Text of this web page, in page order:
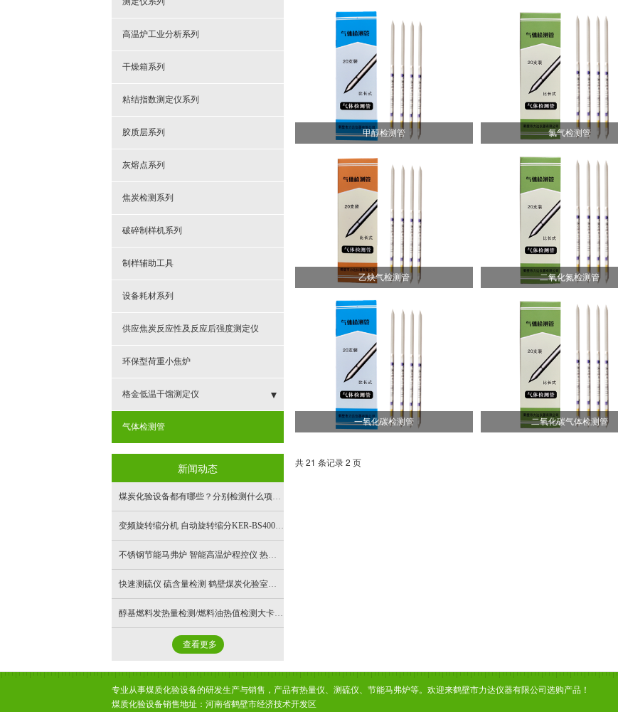
甲醇检测管 氯气检测管
乙炔气检测管 二氧化氮检测管
一氧化碳检测管 二氧化碳气体检测管
共 21 条记录 2 页
高温炉工业分析系列
干燥箱系列
粘结指数测定仪系列
胶质层系列
灰熔点系列
焦炭检测系列
破碎制样机系列
制样辅助工具
设备耗材系列
供应焦炭反应性及反应后强度测定仪
环保型荷重小焦炉
格金低温干馏测定仪
- 新分类
气体检测管
新闻动态
煤炭化验设备都有哪些？分别检测什么项目？
变频旋转缩分机 自动旋转缩分KER-BS400煤炭、铁矿石、烧结矿、球团矿、焦炭、建材、化工等颗粒试样的精密自动缩分KER-BS500
不锈钢节能马弗炉 智能高温炉程控仪 热电偶1200度 鹤壁煤炭化验设备 智能节能一体马弗炉
快速测硫仪 硫含量检测 鹤壁煤炭化验室厂家 低温干馏测定仪 格金测定 含硫含量油品矿物煤炭
醇基燃料发热量检测/燃料油热值检测大卡仪/智能微机量热仪
查看更多
专业从事煤质化验设备的研发生产与销售，产品有热量仪、测硫仪、节能马弗炉等。欢迎来鹤壁市力达仪器有限公司选购产品！
煤质化验设备销售地址：河南省鹤壁市经济技术开发区